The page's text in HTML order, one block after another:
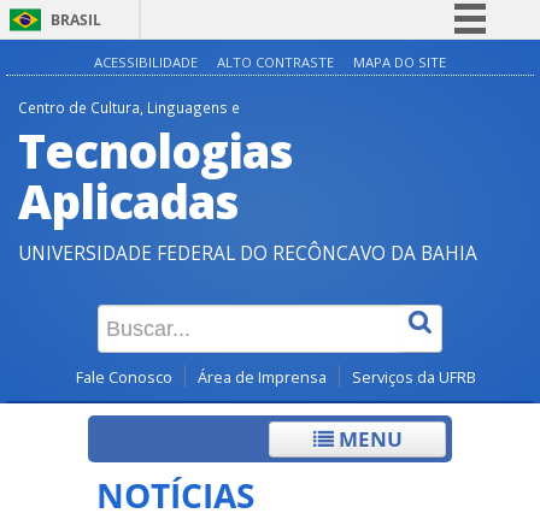
BRASIL
Simplifique!
Canais
ACESSIBILIDADE ALTO CONTRASTE MAPA DO SITE
Centro de Cultura, Linguagens e
Tecnologias
Aplicadas
UNIVERSIDADE FEDERAL DO RECÔNCAVO DA BAHIA
Fale Conosco Área de Imprensa Serviços da UFRB
MENU
NOTÍCIAS